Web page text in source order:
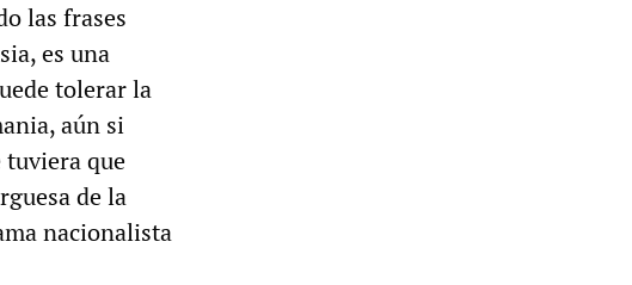
las frases
es una
tolerar la
aún si
que
de la
nacionalista